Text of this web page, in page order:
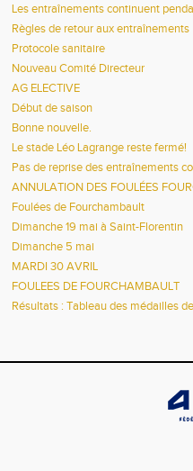
Les entraînements continuent
Règles de retour aux entraînements
Protocole sanitaire
Nouveau Comité Directeur
AG ELECTIVE
Début de saison
Bonne nouvelle.
Le stade Léo Lagrange reste fermé!
Pas de reprise des entraînements
ANNULATION DES FOULÉES
Foulées de Fourchambault
Dimanche 19 mai à Saint-Florentin
Dimanche 5 mai
MARDI 30 AVRIL
FOULEES DE FOURCHAMBAULT
Résultats : Tableau des médailles